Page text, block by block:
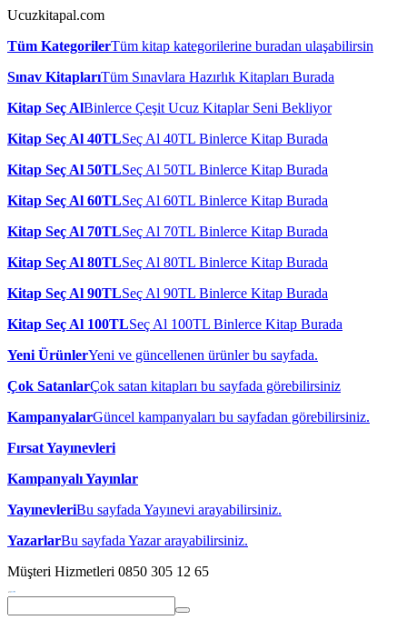
Ucuzkitapal.com
Tüm KategorilerTüm kitap kategorilerine buradan ulaşabilirsin
Sınav KitaplarıTüm Sınavlara Hazırlık Kitapları Burada
Kitap Seç AlBinlerce Çeşit Ucuz Kitaplar Seni Bekliyor
Kitap Seç Al 40TLSeç Al 40TL Binlerce Kitap Burada
Kitap Seç Al 50TLSeç Al 50TL Binlerce Kitap Burada
Kitap Seç Al 60TLSeç Al 60TL Binlerce Kitap Burada
Kitap Seç Al 70TLSeç Al 70TL Binlerce Kitap Burada
Kitap Seç Al 80TLSeç Al 80TL Binlerce Kitap Burada
Kitap Seç Al 90TLSeç Al 90TL Binlerce Kitap Burada
Kitap Seç Al 100TLSeç Al 100TL Binlerce Kitap Burada
Yeni ÜrünlerYeni ve güncellenen ürünler bu sayfada.
Çok SatanlarÇok satan kitapları bu sayfada görebilirsiniz
KampanyalarGüncel kampanyaları bu sayfadan görebilirsiniz.
Fırsat Yayınevleri
Kampanyalı Yayınlar
YayınevleriBu sayfada Yayınevi arayabilirsiniz.
YazarlarBu sayfada Yazar arayabilirsiniz.
Müşteri Hizmetleri 0850 305 12 65